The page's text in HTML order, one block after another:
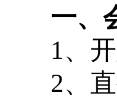
一、
1、
2、